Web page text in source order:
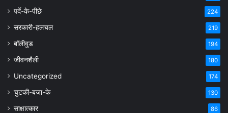
पर्दे-के-पीछे 224
सरकारी-हलचल 219
बॉलीवुड 194
जीवनशैली 180
Uncategorized 174
चुटकी-बजा-के 130
साक्षात्कार 86